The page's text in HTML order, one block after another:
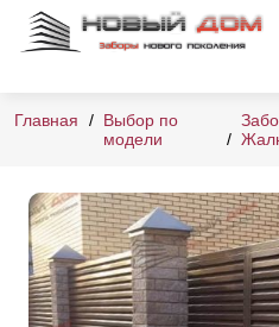
Главная
Выбор по
модели